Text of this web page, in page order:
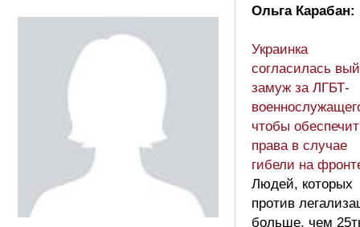
Ольга Карабан:
Украинка
согласилась
замуж за ЛГБТ-
чтобы
права в случае
гибели на
Людей, которых
против
больше, чем